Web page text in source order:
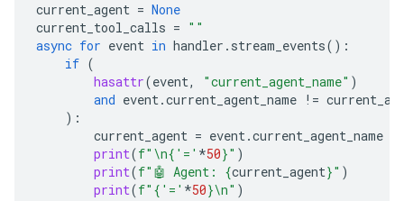
current_agent = None
current_tool_calls = ""
async for event in handler . stream_events():
if (
hasattr(event, "current_agent_name" )
and event.current_agent_name !=
):
current_agent = event.current_agent_name
print(f" \n{ '=' *50}" )
print(f"🤖 Agent: {current_agent}" )
print(f" { '=' *50}\n" )